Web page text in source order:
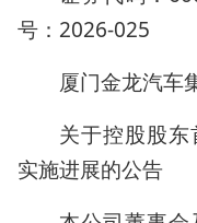
号：2026-025
厦门金龙汽车
关于控股股
实施进展的公告